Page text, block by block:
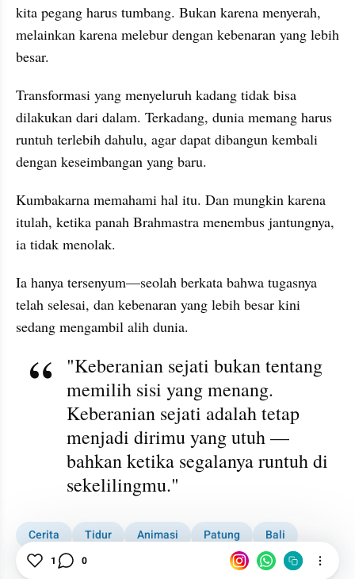
kita pegang harus tumbang. Bukan karena menyerah,
melainkan karena melebur dengan kebenaran yang lebih
besar.
Transformasi yang menyeluruh kadang tidak bisa
dilakukan dari dalam. Terkadang, dunia memang harus
runtuh terlebih dahulu, agar dapat dibangun kembali
dengan keseimbangan yang baru.
Kumbakarna memahami hal itu. Dan mungkin karena
itulah, ketika panah Brahmastra menembus jantungnya,
ia tidak menolak.
Ia hanya tersenyum—seolah berkata bahwa tugasnya
telah selesai, dan kebenaran yang lebih besar kini
sedang mengambil alih dunia.
"Keberanian sejati bukan tentang
memilih sisi yang menang.
Keberanian sejati adalah tetap
menjadi dirimu yang utuh —
bahkan ketika segalanya runtuh di
sekelilingmu."
Cerita Tidur Animasi Patung
Bali
Ramayana
1 0